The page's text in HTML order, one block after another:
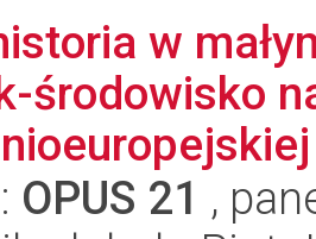
w
środowisko
OPUS 21 ,